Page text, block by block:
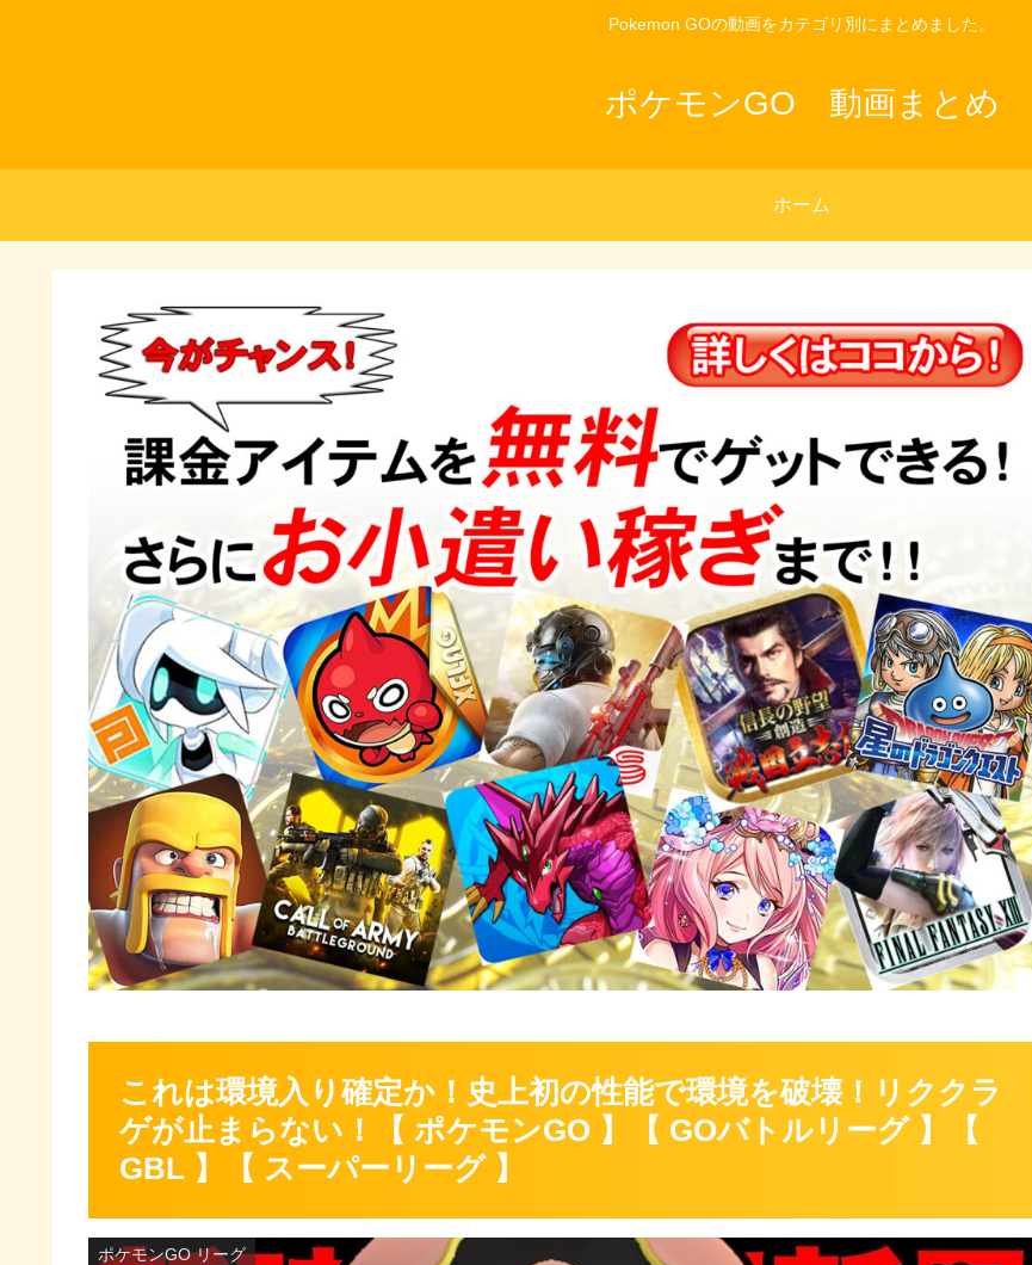
Pokemon GOの動画をカテゴリ別にまとめました。
ポケモンGO 動画まとめ
ホーム
これは環境入り確定か！史上初の性能で環境を破壊！リククラ
ゲが止まらない！【 ポケモンGO 】【 GOバトルリーグ 】【
GBL 】【 スーパーリーグ 】
ポケモンGO リーグ